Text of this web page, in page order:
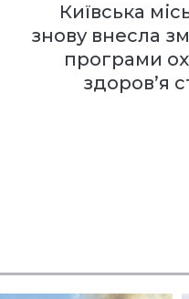
Київська
знову внесла
програми
здоров’я